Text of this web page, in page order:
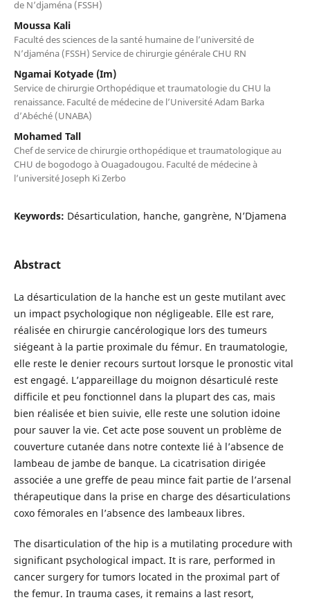
de N’djaména (FSSH)
Moussa Kali
Faculté des sciences de la santé humaine de l’université de
N’djaména (FSSH) Service de chirurgie générale CHU RN
Ngamai Kotyade (Im)
Service de chirurgie Orthopédique et traumatologie du CHU la
renaissance. Faculté de médecine de l’Université Adam Barka
d’Abéché (UNABA)
Mohamed Tall
Chef de service de chirurgie orthopédique et traumatologique au
CHU de bogodogo à Ouagadougou. Faculté de médecine à
l’université Joseph Ki Zerbo
Keywords: Désarticulation, hanche, gangrène, N’Djamena
Abstract
La désarticulation de la hanche est un geste mutilant avec
un impact psychologique non négligeable. Elle est rare,
réalisée en chirurgie cancérologique lors des tumeurs
siégeant à la partie proximale du fémur. En traumatologie,
elle reste le denier recours surtout lorsque le pronostic vital
est engagé. L’appareillage du moignon désarticulé reste
difficile et peu fonctionnel dans la plupart des cas, mais
bien réalisée et bien suivie, elle reste une solution idoine
pour sauver la vie. Cet acte pose souvent un problème de
couverture cutanée dans notre contexte lié à l’absence de
lambeau de jambe de banque. La cicatrisation dirigée
associée a une greffe de peau mince fait partie de l’arsenal
thérapeutique dans la prise en charge des désarticulations
coxo fémorales en l’absence des lambeaux libres.
The disarticulation of the hip is a mutilating procedure with
significant psychological impact. It is rare, performed in
cancer surgery for tumors located in the proximal part of
the femur. In trauma cases, it remains a last resort,